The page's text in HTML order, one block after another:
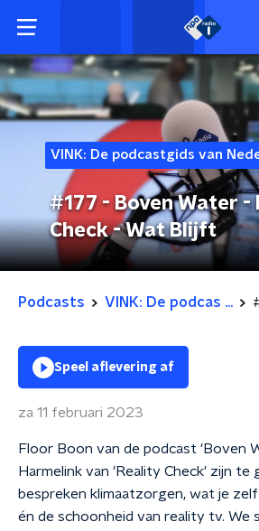
VINK: De podcastgids van
#177 - Boven Water -
Check - Wat Blijft
Podcasts VINK: De podcas ...
Speel aflevering af
za 11 februari 2023
Floor Boon van de podcast 'Boven
Harmelink van 'Reality Check' zijn te
bespreken klimaatzorgen, wat je
én de schoonheid van reality tv. We